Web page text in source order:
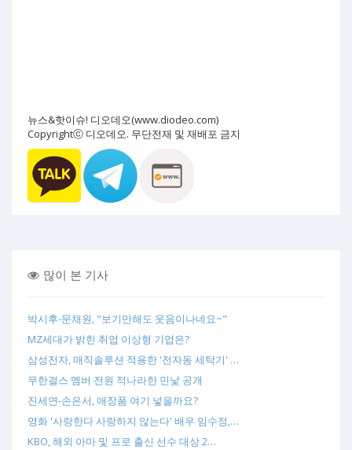
뉴스&핫이슈! 디오데오(www.diodeo.com)
Copyrightⓒ 디오데오. 무단전재 및 재배포 금지
많이 본 기사
박시후-문채원, "보기만해도 웃음이나네요~"
MZ세대가 밝힌 취업 이상형 기업은?
삼성전자, 매직솔루션 적용한 '전자동 세탁기' …
무한걸스 멤버 전원 적나라한 민낯 공개
진세연-손은서, 애장품 여기 넣을까요?
영화 '사랑한다 사랑하지 않는다' 배우 임수정,…
KBO, 해외 아마 및 프로 출신 선수 대상 2…